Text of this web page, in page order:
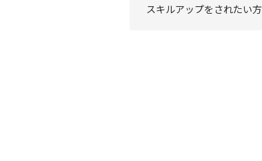
スキルアップをされたい